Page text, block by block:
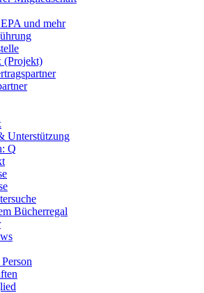
und mehr
(Projekt)
Unterstützung
Q
Bücherregal